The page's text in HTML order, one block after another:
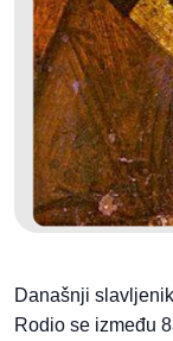
Današnji
Rodio se između